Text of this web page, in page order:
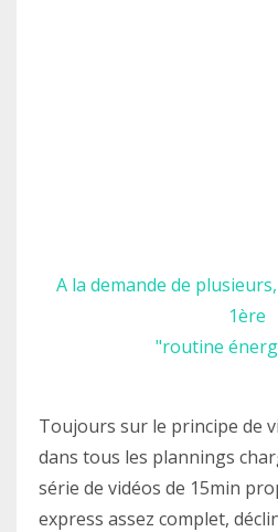
A la demande de
1ère
"routine
Toujours sur le principe de
dans tous les plannings
série de vidéos de 15min
express assez complet,